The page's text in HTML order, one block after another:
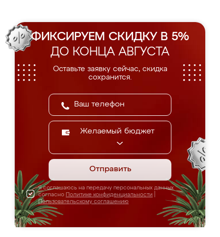
ФИКСИРУЕМ СКИДКУ В 5%
ДО КОНЦА АВГУСТА
Оставьте заявку сейчас, скидка
сохранится.
Желаемый бюджет
Отправить
Я соглашаюсь на передачу персональных данных
согласно Политике конфиденциальности
Пользовательскому соглашению